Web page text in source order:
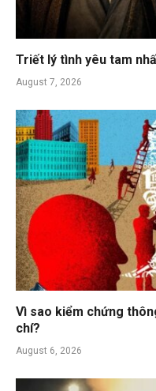
Triết lý tình yêu tam
August 7, 2026
Vì sao kiểm chứng
chí?
August 6, 2026